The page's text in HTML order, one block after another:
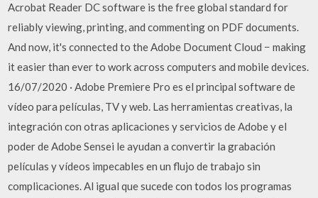
Acrobat Reader DC software is the free global standard for
reliably viewing, printing, and commenting on PDF documents.
And now, it's connected to the Adobe Document Cloud − making
it easier than ever to work across computers and mobile devices.
16/07/2020 · Adobe Premiere Pro es el principal software de
vídeo para películas, TV y web. Las herramientas creativas, la
integración con otras aplicaciones y servicios de Adobe y el
poder de Adobe Sensei le ayudan a convertir la grabación
películas y vídeos impecables en un flujo de trabajo sin
complicaciones. Al igual que sucede con todos los programas